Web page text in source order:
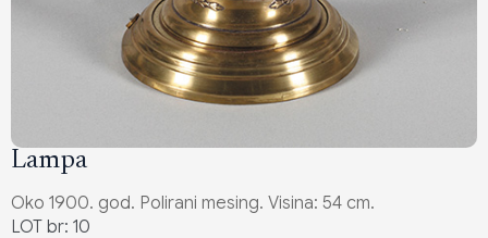
Lampa
Oko 1900. god. Polirani mesing. Visina: 54 cm.
LOT br: 10